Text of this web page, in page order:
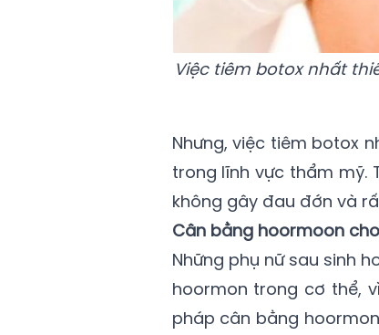
Việc tiêm botox nhất
Nhưng, việc tiêm botox
trong lĩnh vực thẩm mỹ.
không gây đau đớn và
Cân bằng hoormoon
Những phụ nữ sau sinh
hoormon trong cơ thể,
pháp cân bằng